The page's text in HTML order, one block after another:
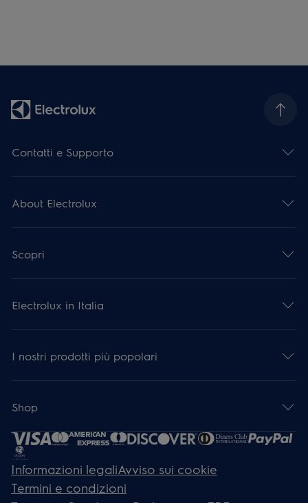
Contatti e Supporto
About Electrolux
Scopri
Electrolux in Italia
I nostri prodotti più popolari
Shop
Informazioni legaliAvviso sui cookie
Termini e condizioni